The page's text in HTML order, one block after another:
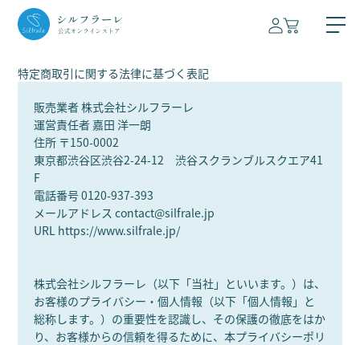
本体
カートリッジ
清涼飲料水
サプリメント
特定商取引に関する法律に基づく表記
販売業者 株式会社シルフラーレ
運営責任者 嘉田 洋一朗
住所 〒150-0002
東京都渋谷区渋谷2-24-12 渋谷スクランブルスクエア41
F
電話番号 0120-937-393
メールアドレス contact@silfrale.jp
URL https://www.silfrale.jp/
株式会社シルフラーレ（以下「当社」といいます。）は、
お客様のプライバシー・個人情報（以下「個人情報」と
総称します。）の重要性を認識し、その保護の徹底をはか
り、お客様からの信頼を得るために、本プライバシーポリ